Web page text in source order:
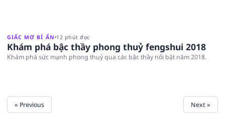
GIẤC MƠ BÍ ẨN 12 phút đọc
Khám phá bậc thầy phong thuỷ fengshui 2018
Khám phá sức mạnh phong thuỷ qua các bậc thầy nổi bật năm 2018.
« Previous Next »